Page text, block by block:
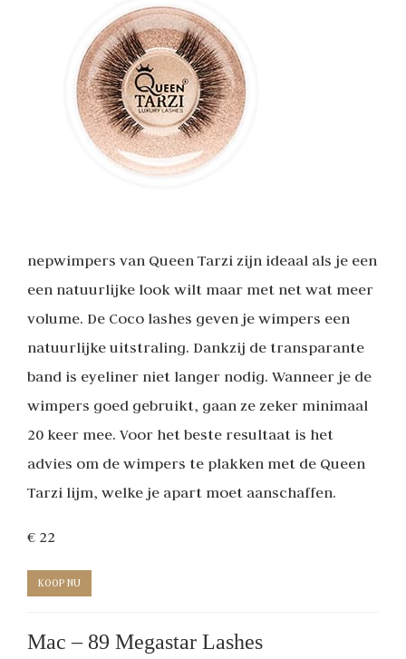
nepwimpers van Queen Tarzi zijn ideaal als je een
een natuurlijke look wilt maar met net wat meer
volume. De Coco lashes geven je wimpers een
natuurlijke uitstraling. Dankzij de transparante
band is eyeliner niet langer nodig. Wanneer je de
wimpers goed gebruikt, gaan ze zeker minimaal
20 keer mee. Voor het beste resultaat is het
advies om de wimpers te plakken met de Queen
Tarzi lijm, welke je apart moet aanschaffen.
€ 22
KOOP NU
Mac – 89 Megastar Lashes